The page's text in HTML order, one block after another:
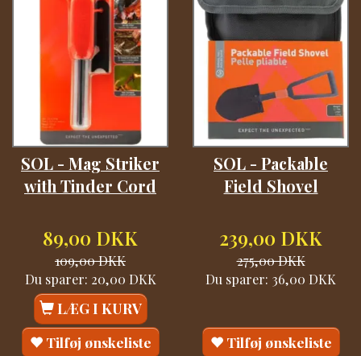
SOL - Mag Striker
with Tinder Cord
89,00 DKK
109,00 DKK
Du sparer: 20,00 DKK
LÆG I KURV
Tilføj ønskeliste
SOL - Packable
Field Shovel
239,00 DKK
275,00 DKK
Du sparer: 36,00 DKK
Tilføj ønskeliste